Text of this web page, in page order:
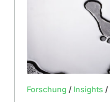
Forschung / Insights /